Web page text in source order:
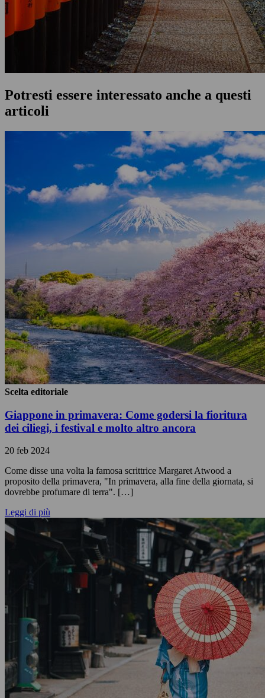
Potresti essere interessato anche a questi
articoli
Scelta editoriale
Giappone in primavera: Come godersi la fioritura
dei ciliegi, i festival e molto altro ancora
20 feb 2024
Come disse una volta la famosa scrittrice Margaret Atwood a
proposito della primavera, "In primavera, alla fine della giornata, si
dovrebbe profumare di terra". […]
Leggi di più